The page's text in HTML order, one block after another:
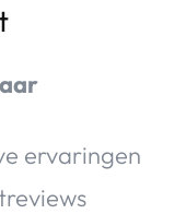
ervaringen